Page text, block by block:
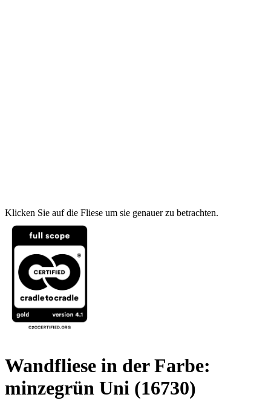
Klicken Sie auf die Fliese um sie genauer zu betrachten.
Wandfliese in der Farbe:
minzegrün Uni (16730)